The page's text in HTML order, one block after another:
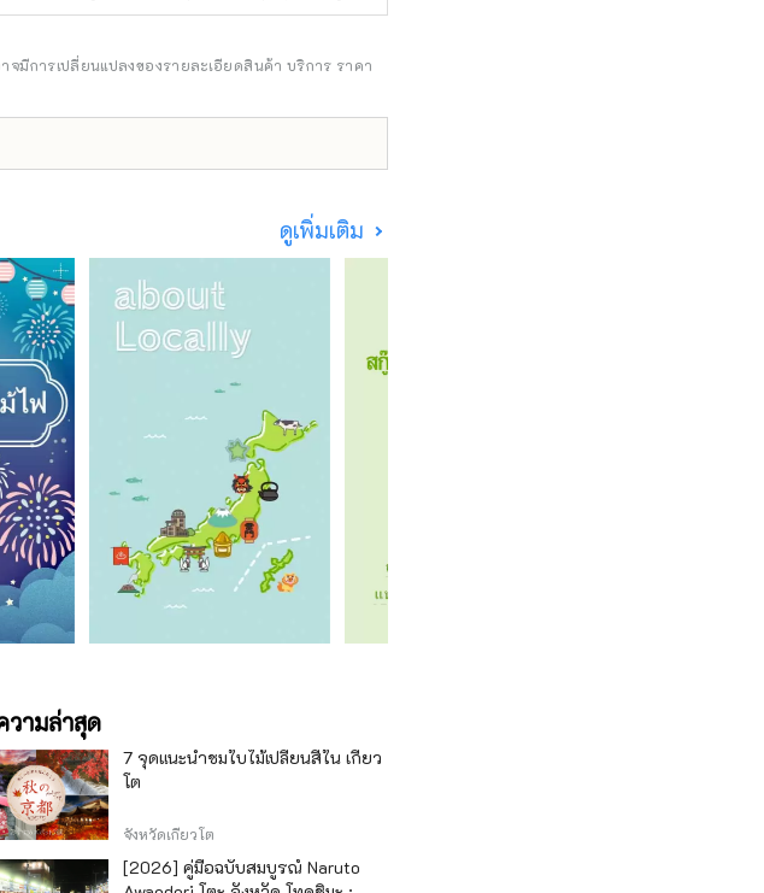
การพัฒนาวัฒนธรรมการดื่มชาของญี่ปุ่น รวมถึงพิธี
าม ผู้ค้าส่งชา และเทศกาลชา ฯลฯ ซึ่งสืบทอดมา
นตอน ให้อยู่ในสภาพดีเยี่ยม
มีการเปลี่ยนแปลงของรายละเอียดสินค้า บริการ ราคา
ดูเพิ่มเติม
วามล่าสุด
7 จุดแนะนำชมใบไม้เปลี่ยนสีใน เกียว
โต
จังหวัดเกียวโต
[2026] คู่มือฉบับสมบูรณ์ Naruto